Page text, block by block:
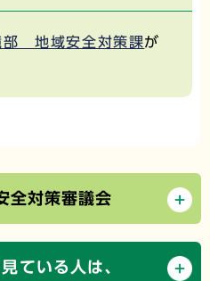
部 地域安全対策課が
全対策審議会
ている人は、